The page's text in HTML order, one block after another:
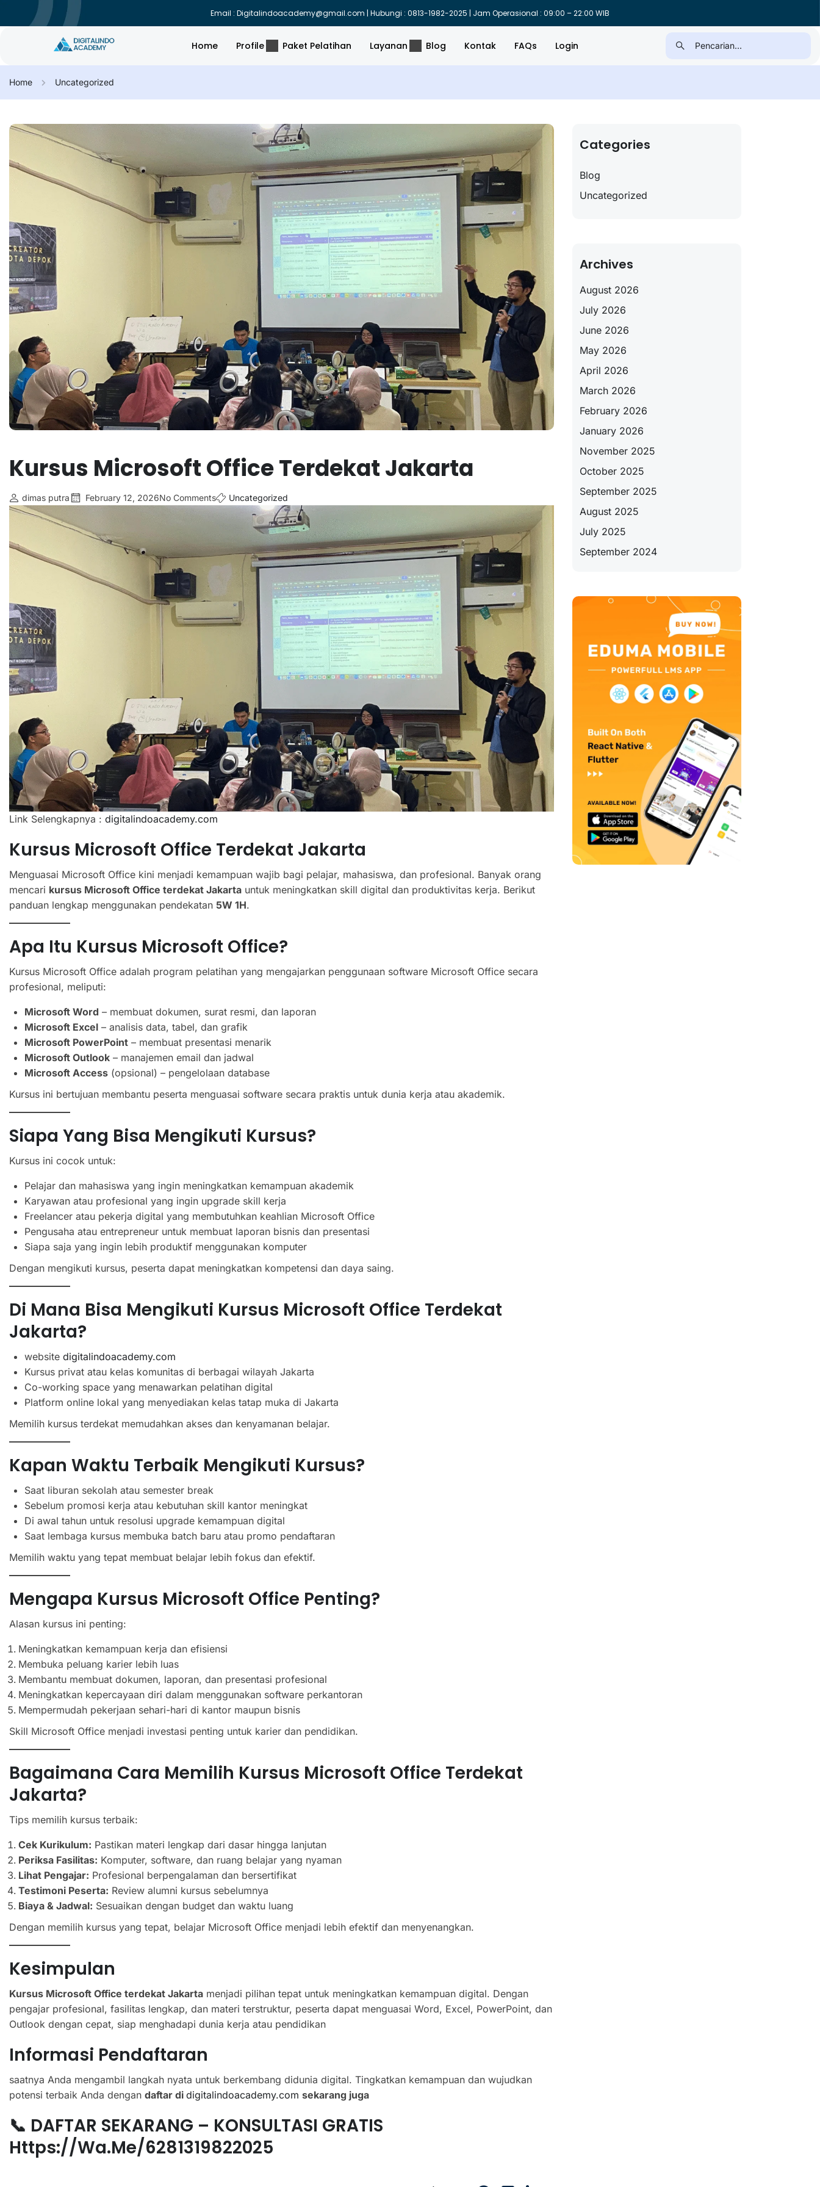
Email : Digitalindoacademy@gmail.com | Hubungi : 0813-1982-2025 | Jam Operasional : 09:00 – 22:00 WIB
Home Profile Paket Pelatihan Layanan Blog Kontak FAQs Login
Home Uncategorized
Kursus Microsoft Office Terdekat Jakarta
dimas putra February 12, 2026No Comments Uncategorized
Link Selengkapnya : digitalindoacademy.com
Kursus Microsoft Office Terdekat Jakarta
Menguasai Microsoft Office kini menjadi kemampuan wajib bagi pelajar, mahasiswa, dan profesional. Banyak orang
mencari kursus Microsoft Office terdekat Jakarta untuk meningkatkan skill digital dan produktivitas kerja. Berikut
panduan lengkap menggunakan pendekatan 5W 1H.
Apa Itu Kursus Microsoft Office?
Kursus Microsoft Office adalah program pelatihan yang mengajarkan penggunaan software Microsoft Office secara
profesional, meliputi:
Microsoft Word – membuat dokumen, surat resmi, dan laporan
Microsoft Excel – analisis data, tabel, dan grafik
Microsoft PowerPoint – membuat presentasi menarik
Microsoft Outlook – manajemen email dan jadwal
Microsoft Access (opsional) – pengelolaan database
Kursus ini bertujuan membantu peserta menguasai software secara praktis untuk dunia kerja atau akademik.
Siapa Yang Bisa Mengikuti Kursus?
Kursus ini cocok untuk:
Pelajar dan mahasiswa yang ingin meningkatkan kemampuan akademik
Karyawan atau profesional yang ingin upgrade skill kerja
Freelancer atau pekerja digital yang membutuhkan keahlian Microsoft Office
Pengusaha atau entrepreneur untuk membuat laporan bisnis dan presentasi
Siapa saja yang ingin lebih produktif menggunakan komputer
Dengan mengikuti kursus, peserta dapat meningkatkan kompetensi dan daya saing.
Di Mana Bisa Mengikuti Kursus Microsoft Office Terdekat
Jakarta?
website digitalindoacademy.com
Kursus privat atau kelas komunitas di berbagai wilayah Jakarta
Co-working space yang menawarkan pelatihan digital
Platform online lokal yang menyediakan kelas tatap muka di Jakarta
Memilih kursus terdekat memudahkan akses dan kenyamanan belajar.
Kapan Waktu Terbaik Mengikuti Kursus?
Saat liburan sekolah atau semester break
Sebelum promosi kerja atau kebutuhan skill kantor meningkat
Di awal tahun untuk resolusi upgrade kemampuan digital
Saat lembaga kursus membuka batch baru atau promo pendaftaran
Memilih waktu yang tepat membuat belajar lebih fokus dan efektif.
Mengapa Kursus Microsoft Office Penting?
Alasan kursus ini penting:
Meningkatkan kemampuan kerja dan efisiensi
Membuka peluang karier lebih luas
Membantu membuat dokumen, laporan, dan presentasi profesional
Meningkatkan kepercayaan diri dalam menggunakan software perkantoran
Mempermudah pekerjaan sehari-hari di kantor maupun bisnis
Skill Microsoft Office menjadi investasi penting untuk karier dan pendidikan.
Bagaimana Cara Memilih Kursus Microsoft Office Terdekat
Jakarta?
Tips memilih kursus terbaik:
Cek Kurikulum: Pastikan materi lengkap dari dasar hingga lanjutan
Periksa Fasilitas: Komputer, software, dan ruang belajar yang nyaman
Lihat Pengajar: Profesional berpengalaman dan bersertifikat
Testimoni Peserta: Review alumni kursus sebelumnya
Biaya & Jadwal: Sesuaikan dengan budget dan waktu luang
Dengan memilih kursus yang tepat, belajar Microsoft Office menjadi lebih efektif dan menyenangkan.
Kesimpulan
Kursus Microsoft Office terdekat Jakarta menjadi pilihan tepat untuk meningkatkan kemampuan digital. Dengan
pengajar profesional, fasilitas lengkap, dan materi terstruktur, peserta dapat menguasai Word, Excel, PowerPoint, dan
Outlook dengan cepat, siap menghadapi dunia kerja atau pendidikan
Informasi Pendaftaran
saatnya Anda mengambil langkah nyata untuk berkembang didunia digital. Tingkatkan kemampuan dan wujudkan
potensi terbaik Anda dengan daftar di digitalindoacademy.com sekarang juga
📞 DAFTAR SEKARANG – KONSULTASI GRATIS
Https://wa.me/6281319822025
Categories
Blog
Uncategorized
Archives
August 2026
July 2026
June 2026
May 2026
April 2026
March 2026
February 2026
January 2026
November 2025
October 2025
September 2025
August 2025
July 2025
September 2024